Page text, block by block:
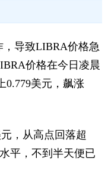
导致LIBRA价格急
价格在今日凌晨
0.779美元，飙涨
，从高点回落超
平，不到半天便已